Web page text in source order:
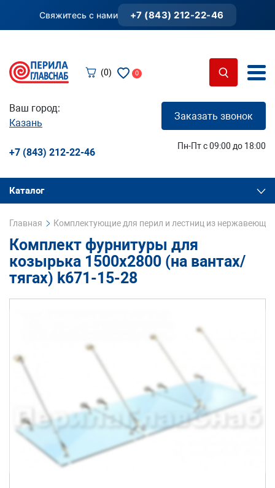
Свяжитесь с нами +7 (843) 212-22-46
(0) 0
Ваш город:
Казань
Заказать звонок
+7 (843) 212-22-46
Пн-Пт с 09:00 до 18:00
Каталог
Главная Комплектующие для перил и лестниц из
Комплект фурнитуры для
козырька 1500х2800 (на вантах/
тягах) k671-15-28